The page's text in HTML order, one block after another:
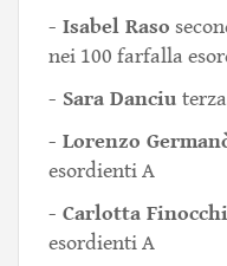
- Isabel Raso
nei 100 farfalla
- Sara Danciu
- Lorenzo
esordienti A
- Carlotta
esordienti A